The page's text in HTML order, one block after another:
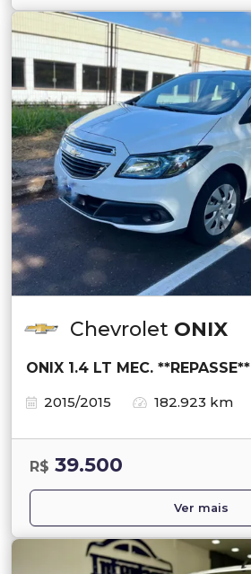
Chevrolet ONIX
ONIX 1.4 LT MEC. **REPASSE**
2015/2015
182.923 km
R$ 39.500
Ver mais